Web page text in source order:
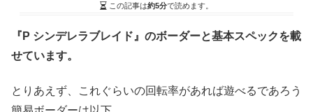
この記事は約5分で読めます。
『P シンデレラブレイド』のボーダーと基本スペックを載
せています。
とりあえず、これぐらいの回転率があれば遊べるであろう